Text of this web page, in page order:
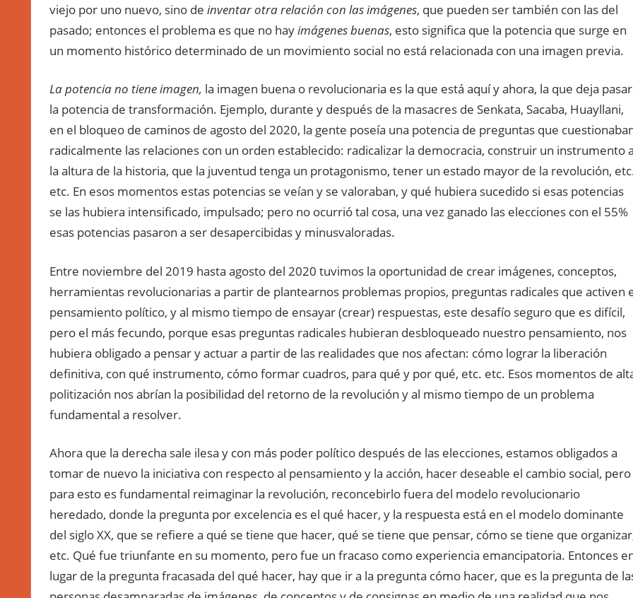
viejo por uno nuevo, sino de inventar otra relación con las imágenes, que pueden ser también con las del
pasado; entonces el problema es que no hayimágenes buenas, esto significa que la potencia que surge en
un momento histórico determinado de un movimiento social no está relacionada con una imagen previa.
La potencia no tiene imagen, la imagen buena o revolucionaria es la que está aquí y ahora, la que deja pasar
la potencia de transformación. Ejemplo, durante y después de la masacres de Senkata, Sacaba, Huayllani,
en el bloqueo de caminos de agosto del 2020, la gente poseía una potencia de preguntas que
radicalmente las relaciones con un orden establecido: radicalizar la democracia, construir un instrumento a
la altura de la historia, que la juventud tenga un protagonismo, tener un estado mayor de la revolución,
etc. En esos momentos estas potencias se veían y se valoraban, y qué hubiera sucedido si esas potencias
se las hubiera intensificado, impulsado; pero no ocurrió tal cosa, una vez ganado las elecciones con el 55%
esas potencias pasaron a ser desapercibidas y minusvaloradas.
Entre noviembre del 2019 hasta agosto del 2020 tuvimos la oportunidad de crear imágenes, conceptos,
herramientas revolucionarias a partir de plantearnos problemas propios, preguntas radicales que activen
pensamiento político, y al mismo tiempo de ensayar (crear) respuestas, este desafío seguro que es difícil,
pero el más fecundo, porque esas preguntas radicales hubieran desbloqueado nuestro pensamiento, nos
hubiera obligado a pensar y actuar a partir de las realidades que nos afectan: cómo lograr la liberación
definitiva, con qué instrumento, cómo formar cuadros, para qué y por qué, etc. etc. Esos momentos de
politización nos abrían la posibilidad del retorno de la revolución y al mismo tiempo de un problema
fundamental a resolver.
Ahora que la derecha sale ilesa y con más poder político después de las elecciones, estamos obligados a
tomar de nuevo la iniciativa con respecto al pensamiento y la acción, hacer deseable el cambio social, pero
para esto es fundamental reimaginar la revolución, reconcebirlo fuera del modelo revolucionario
heredado, donde la pregunta por excelencia es el qué hacer, y la respuesta está en el modelo dominante
del siglo XX, que se refiere a qué se tiene que hacer, qué se tiene que pensar, cómo se tiene que
etc. Qué fue triunfante en su momento, pero fue un fracaso como experiencia emancipatoria. Entonces
lugar de la pregunta fracasada del qué hacer, hay que ir a la pregunta cómo hacer, que es la pregunta de